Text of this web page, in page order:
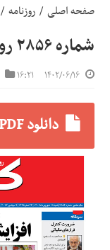
صفحه اصلی / روزنامه /
شماره ۲۸۵۶ روزنامه کسب و کار
۱۴۰۲/۰۶/۱۶ ۱۶:۲۱
دانلود PDF